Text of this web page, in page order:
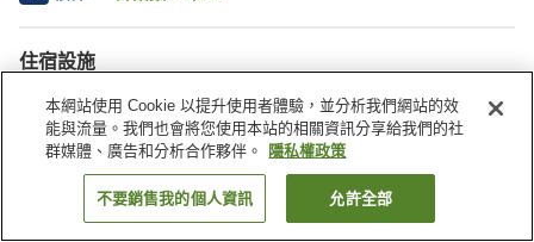
住宿設施
停車場
三溫暖
Spa／美容沙龍
餐廳
找客房
本網站使用 Cookie 以提升使用者體驗，並分析我們網站的效
能與流量。我們也會將您使用本站的相關資訊分享給我們的社
群媒體、廣告和分析合作夥伴。
隱私權政策
不要銷售我的個人資訊 允許全部